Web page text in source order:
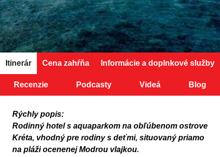
Itinerár Cena zahŕňa Informácie a doplnkové služby
Recenzie Podcasty Videá Blog
Rýchly popis:
Rodinný hotel s aquaparkom na obľúbenom ostrove
Kréta, vhodný pre rodiny s deťmi, situovaný priamo
na pláži ocenenej Modrou vlajkou.